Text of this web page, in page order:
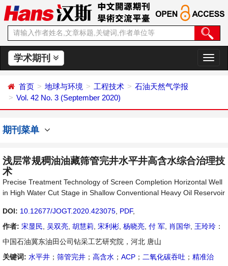
学术期刊
切
换
首页 地球与环境 工程技术
石油天然气学报
Vol. 42 No. 3 (September 2020)
期刊菜单
浅层常规稠油油藏筛管完井水平井高含水综合治理技
术
Precise Treatment Technology of Screen Completion Horizontal Well
in High Water Cut Stage in Shallow Conventional Heavy Oil Reservoir
DOI: 10.12677/JOGT.2020.423075 PDF,
作者: 宋显民 吴双亮 胡慧莉 宋利彬 杨晓亮 付 军 肖国华 王玲玲 ：
中国石油冀东油田公司钻采工艺研究院，河北 唐山
关键词: 水平井 ； 筛管完井 ； 高含水 ； ACP ； 二氧化碳吞吐 ； 精准治